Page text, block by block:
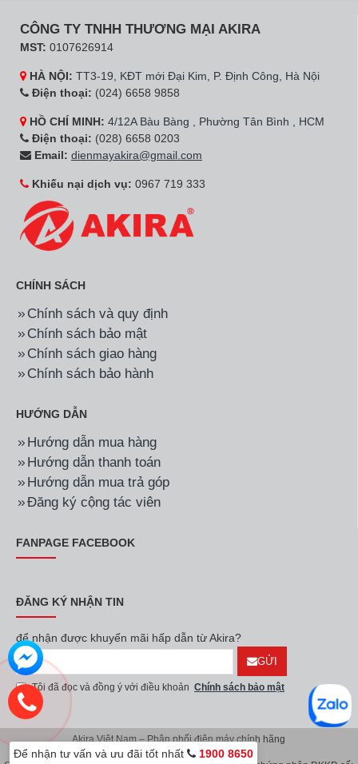
CÔNG TY TNHH THƯƠNG MẠI AKIRA
MST: 0107626914
HÀ NỘI: TT3-19, KĐT mới Đại Kim, P. Định Công, Hà Nội
Điện thoại: (024) 6658 9858
HỒ CHÍ MINH: 4/12A Bàu Bàng , Phường Tân Bình , HCM
Điện thoại: (028) 6658 0203
Email: dienmayakira@gmail.com
Khiếu nại dịch vụ: 0967 719 333
CHÍNH SÁCH
Chính sách và quy định
Chính sách bảo mật
Chính sách giao hàng
Chính sách bảo hành
HƯỚNG DẪN
Hướng dẫn mua hàng
Hướng dẫn thanh toán
Hướng dẫn mua trả góp
Đăng ký cộng tác viên
FANPAGE FACEBOOK
ĐĂNG KÝ NHẬN TIN
để nhận được khuyến mãi hấp dẫn từ Akira?
GỬI
Tôi đã đọc và đồng ý với điều khoản Chính sách bảo mật
Akira Việt Nam – Phân phối điện máy chính hãng
Để nhận tư vấn và ưu đãi tốt nhất 1900 8650